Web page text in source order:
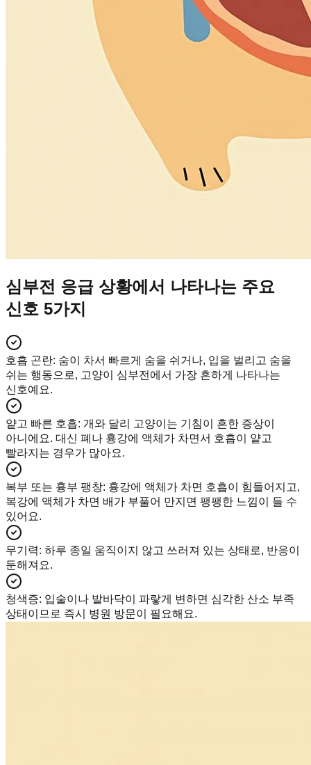
심부전 응급 상황에서 나타나는 주요
신호 5가지
호흡 곤란: 숨이 차서 빠르게 숨을 쉬거나, 입을 벌리고 숨을
쉬는 행동으로, 고양이 심부전에서 가장 흔하게 나타나는
신호예요.
얕고 빠른 호흡: 개와 달리 고양이는 기침이 흔한 증상이
아니에요. 대신 폐나 흉강에 액체가 차면서 호흡이 얕고
빨라지는 경우가 많아요.
복부 또는 흉부 팽창: 흉강에 액체가 차면 호흡이 힘들어지고,
복강에 액체가 차면 배가 부풀어 만지면 팽팽한 느낌이 들 수
있어요.
무기력: 하루 종일 움직이지 않고 쓰러져 있는 상태로, 반응이
둔해져요.
청색증: 입술이나 발바닥이 파랗게 변하면 심각한 산소 부족
상태이므로 즉시 병원 방문이 필요해요.